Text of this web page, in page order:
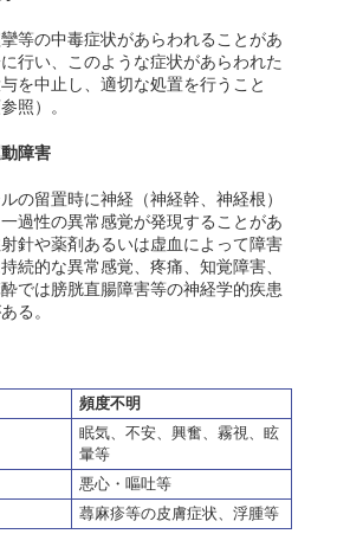
等の中毒症状があらわれることがあ
行い、このような症状があらわれた
を中止し、適切な処置を行うこと
照）。
障害
の留置時に神経（神経幹、神経根）
過性の異常感覚が発現することがあ
針や薬剤あるいは虚血によって障害
続的な異常感覚、疼痛、知覚障害、
では膀胱直腸障害等の神経学的疾患
る。
頻度不明
眠気、不安、興奮、霧視、眩
暈等
悪心・嘔吐等
蕁麻疹等の皮膚症状、浮腫等